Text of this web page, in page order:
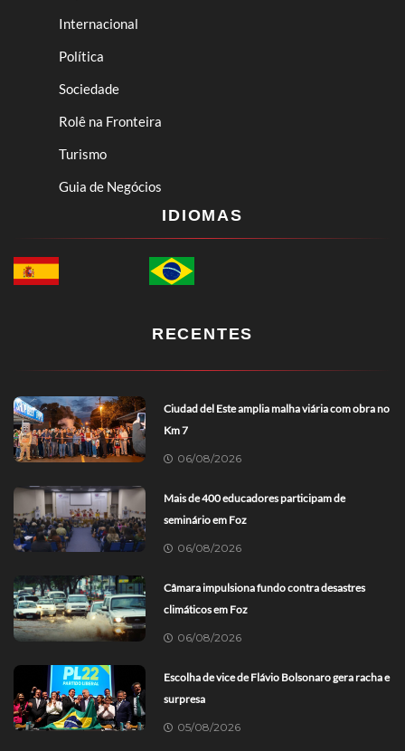
Internacional
Política
Sociedade
Rolê na Fronteira
Turismo
Guia de Negócios
IDIOMAS
RECENTES
Ciudad del Este amplia malha viária com obra no
Km 7
06/08/2026
Mais de 400 educadores participam de
seminário em Foz
06/08/2026
Câmara impulsiona fundo contra desastres
climáticos em Foz
06/08/2026
Escolha de vice de Flávio Bolsonaro gera racha e
surpresa
05/08/2026